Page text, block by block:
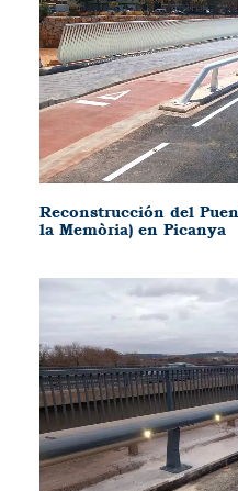
Reconstrucción del
la Memòria) en Picanya